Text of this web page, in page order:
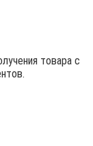
товара с